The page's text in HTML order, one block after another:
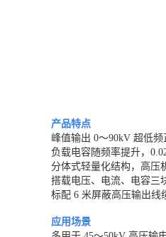
产品特点
峰值输出 0～90kV 超低频
负载电容随频率提升，
分体式轻量化结构，高压
搭载电压、电流、电容三
标配 6 米屏蔽高压输出线
应用场景